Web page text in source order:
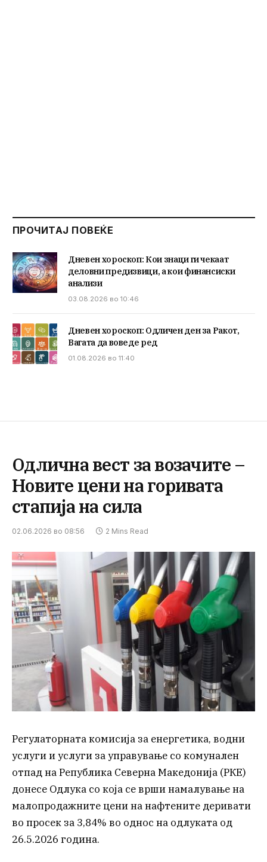
ПРОЧИТАЈ ПОВЕЌЕ
Дневен хороскоп: Кои знаци ги чекаат
деловни предизвици, а кои финансиски
анализи
03.08.2026 во 10:46
Дневен хороскоп: Одличен ден за Ракот,
Вагата да воведе ред
01.08.2026 во 11:40
Одлична вест за возачите –
Новите цени на горивата
стапија на сила
02.06.2026 во 08:56 2 Mins Read
Регулаторната комисија за енергетика, водни
услуги и услуги за управување со комунален
отпад на Република Северна Македонија (РКЕ)
донесе Одлука со која се врши намалување на
малопродажните цени на нафтените деривати
во просек за 3,84% во однос на одлуката од
26.5.2026 година.